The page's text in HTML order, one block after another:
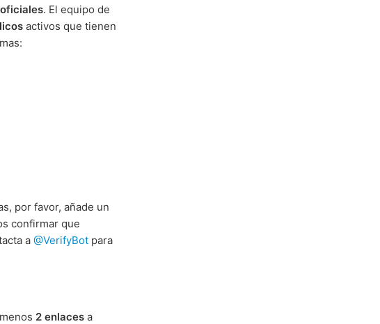
. El equipo de
activos que tienen
por favor, añade un
confirmar que
a @VerifyBot para
2 enlaces a